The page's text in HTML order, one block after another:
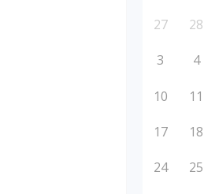
27 28
3 4
10 11
17 18
24 25